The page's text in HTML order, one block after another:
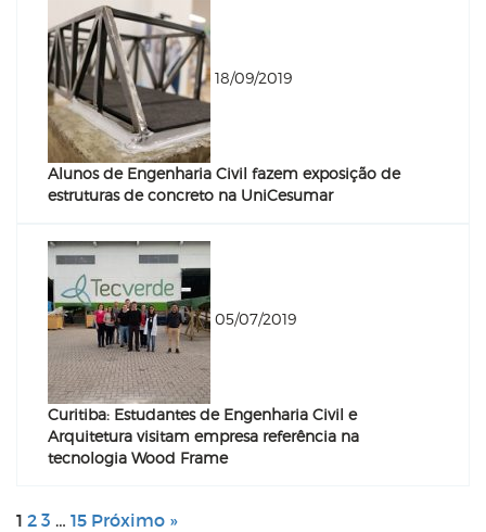
18/09/2019
Alunos de Engenharia Civil fazem exposição de
estruturas de concreto na UniCesumar
05/07/2019
Curitiba: Estudantes de Engenharia Civil e
Arquitetura visitam empresa referência na
tecnologia Wood Frame
1 2 3 … 15 Próximo »